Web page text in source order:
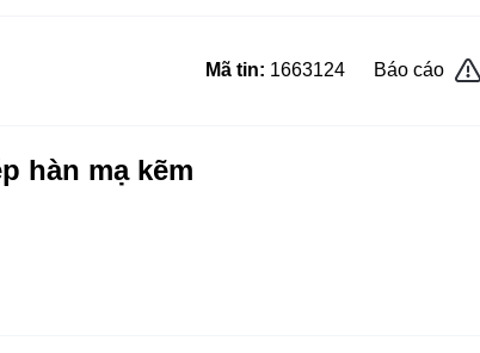
Mã tin: 1663124 Báo cáo
hàn mạ kẽm